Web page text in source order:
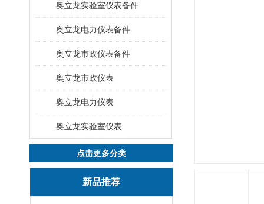
奥立龙实验室仪表备件
奥立龙电力仪表备件
奥立龙市政仪表备件
奥立龙市政仪表
奥立龙电力仪表
奥立龙实验室仪表
点击更多分类
新品推荐